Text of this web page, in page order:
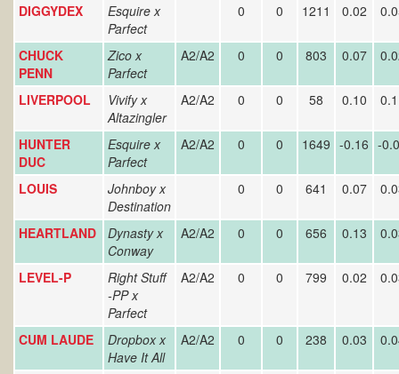
DIGGYDEX
Esquire x
Parfect
0 0 1211 0.02
CHUCK
PENN
Zico x
Parfect
A2/A2 0 0 803 0.07
LIVERPOOL
Vivify x
Altazingler
A2/A2 0 0 58 0.10
HUNTER
DUC
Esquire x
Parfect
A2/A2 0 0 1649 -0.16 -
LOUIS
Johnboy x
Destination
0 0 641 0.07
HEARTLAND
Dynasty x
Conway
A2/A2 0 0 656 0.13
LEVEL-P
Right Stuff
-PP x
Parfect
A2/A2 0 0 799 0.02
CUM LAUDE
Dropbox x
Have It All
A2/A2 0 0 238 0.03